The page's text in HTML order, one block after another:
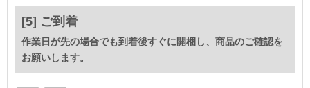
[5] ご到着
作業日が先の場合でも到着後すぐに開梱し、商品のご確認を
お願いします。